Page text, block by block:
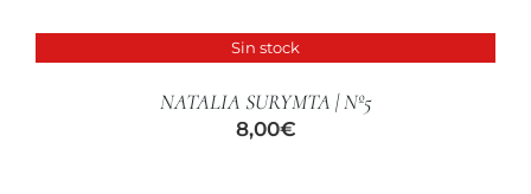
Sin stock
NATALIA SURYMTA | Nº5
8,00€